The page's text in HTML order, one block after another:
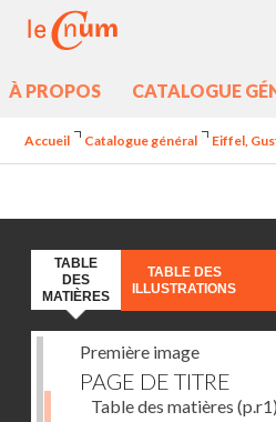
À PROPOS CATALOGUE
Accueil Catalogue général Eiffel,
TABLE
DES
MATIÈRES
TABLE DES
ILLUSTRATIONS
Première image
PAGE DE TITRE
Table des matières (p.r1)